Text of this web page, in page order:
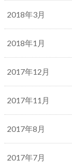
2018年3月
2018年1月
2017年12月
2017年11月
2017年8月
2017年7月